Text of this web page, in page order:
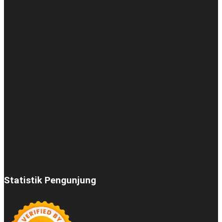
Statistik Pengunjung